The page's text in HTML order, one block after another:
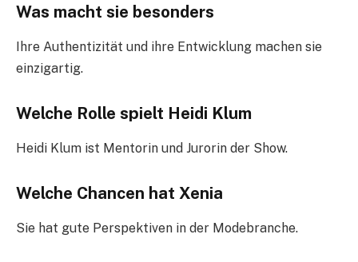
Was macht sie besonders
Ihre Authentizität und ihre Entwicklung machen sie
einzigartig.
Welche Rolle spielt Heidi Klum
Heidi Klum ist Mentorin und Jurorin der Show.
Welche Chancen hat Xenia
Sie hat gute Perspektiven in der Modebranche.